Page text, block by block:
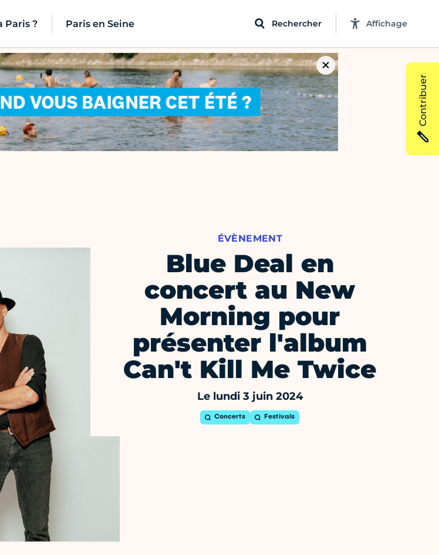
Paris ? Paris en Seine Rechercher Affichage
ÉVÈNEMENT
Blue Deal en
concert au New
Morning pour
présenter l'album
Can't Kill Me Twice
Le lundi 3 juin 2024
Concerts Festivals
Contribuer